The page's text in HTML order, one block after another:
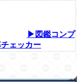
▶図鑑コンプ
ェッカー